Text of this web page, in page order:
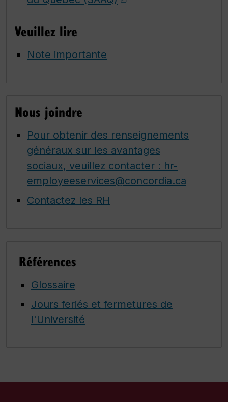
Veuillez lire
Note importante
Nous joindre
Pour obtenir des renseignements
généraux sur les avantages
sociaux, veuillez contacter : hr-
employeeservices@concordia.ca
Contactez les RH
Références
Glossaire
Jours feriés et fermetures de
l'Université